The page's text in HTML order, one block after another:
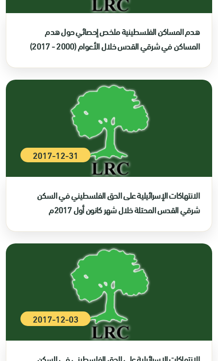
هدم المساكن الفلسطينية ملخص إحصائي حول هدم
المساكن في شرقي القدس خلال الأعوام (2000 - 2017)
2017-12-31
الانتهاكات الإسرائيلية على الحق الفلسطيني في السكن
شرقي القدس المحتلة خلال شهر كانون أول 2017م
2017-12-03